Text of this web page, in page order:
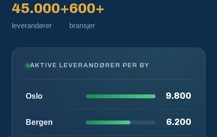
45.000+
leverandører
600+
bransjer
AKTIVE LEVERANDØRER PER BY
Oslo 9.800
Bergen 6.200